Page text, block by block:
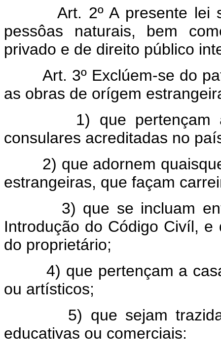
Art. 2º A presente lei
pessôas naturais, bem
privado e de direito público
Art. 3º Exclúem-se do
as obras de orígem
1) que pertençam
consulares acreditadas no
2) que adornem
estrangeiras, que façam
3) que se incluam
Introdução do Código Civíl,
do proprietário;
4) que pertençam a
ou artísticos;
5) que sejam
educativas ou comerciais: